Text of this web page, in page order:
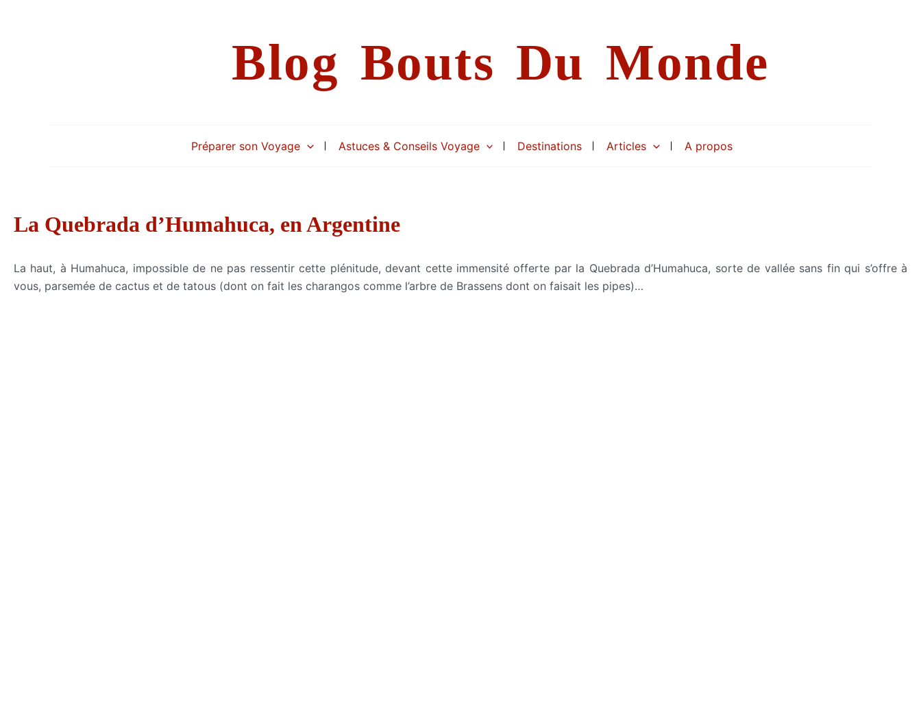
Blog Bouts Du Monde
Préparer son Voyage Astuces & Conseils Voyage Destinations Articles A propos
La Quebrada d’Humahuca, en Argentine
La haut, à Humahuca, impossible de ne pas ressentir cette plénitude, devant cette immensité offerte par la Quebrada d’Humahuca, sorte de vallée sans fin qui s’offre à
vous, parsemée de cactus et de tatous (dont on fait les charangos comme l’arbre de Brassens dont on faisait les pipes)…